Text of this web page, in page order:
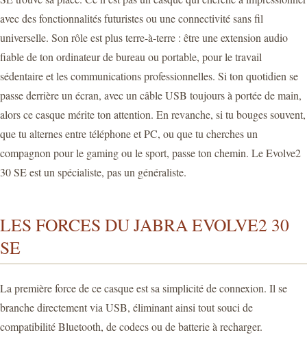
avec des fonctionnalités futuristes ou une connectivité sans fil
universelle. Son rôle est plus terre-à-terre : être une extension audio
fiable de ton ordinateur de bureau ou portable, pour le travail
sédentaire et les communications professionnelles. Si ton quotidien se
passe derrière un écran, avec un câble USB toujours à portée de main,
alors ce casque mérite ton attention. En revanche, si tu bouges souvent,
que tu alternes entre téléphone et PC, ou que tu cherches un
compagnon pour le gaming ou le sport, passe ton chemin. Le Evolve2
30 SE est un spécialiste, pas un généraliste.
LES FORCES DU JABRA EVOLVE2 30
SE
La première force de ce casque est sa simplicité de connexion. Il se
branche directement via USB, éliminant ainsi tout souci de
compatibilité Bluetooth, de codecs ou de batterie à recharger.